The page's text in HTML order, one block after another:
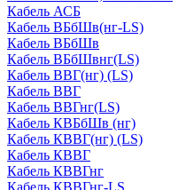
Кабель АСБ
Кабель ВБбШв(нг-LS)
Кабель ВБбШв
Кабель ВБбШвнг(LS)
Кабель ВВГ(нг) (LS)
Кабель ВВГ
Кабель ВВГнг(LS)
Кабель КВБбШв (нг)
Кабель КВВГ(нг) (LS)
Кабель КВВГ
Кабель КВВГнг
Кабель КВВГнг-LS